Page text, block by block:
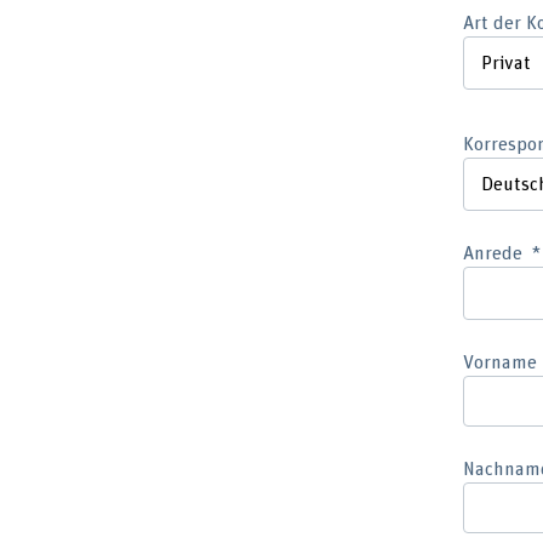
Art der
Anrede
Vorname